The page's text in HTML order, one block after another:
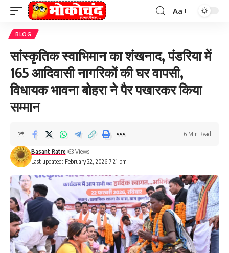
Font
Aa
BLOG
सांस्कृतिक स्वाभिमान का शंखनाद, पंडरिया में
165 आदिवासी नागरिकों की घर वापसी,
विधायक भावना बोहरा ने पैर पखारकर किया
सम्मान
Last updated: February 22, 2026 7:21 pm
Basant Ratre 63 Views
6 Min Read